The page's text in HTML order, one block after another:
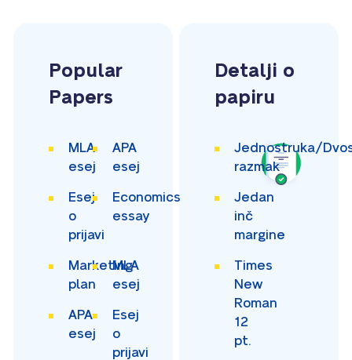
Popular
Papers
MLA
esej
APA
esej
Esej
o
prijavi
Economics
essay
Marketing
plan
MLA
esej
APA
esej
Esej
o
prijavi
Detalji o
papiru
Jednostruka/
razmak
Jedan
inč
margine
Times
New
Roman
12
pt.